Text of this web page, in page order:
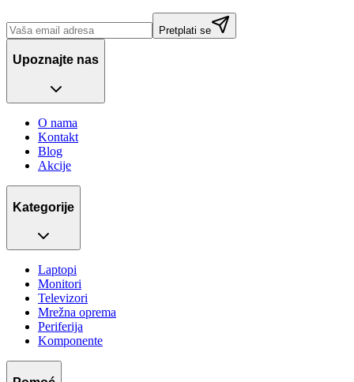
Pretplati se
Upoznajte nas
O nama
Kontakt
Blog
Akcije
Kategorije
Laptopi
Monitori
Televizori
Mrežna oprema
Periferija
Komponente